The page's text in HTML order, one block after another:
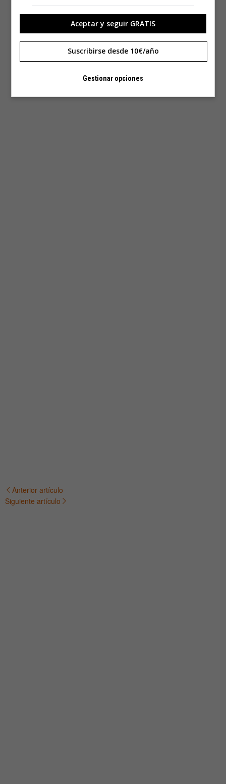
Navegación
Anterior artículo
Siguiente artículo
Aceptar y seguir GRATIS
Suscribirse desde 10€/año
Gestionar opciones